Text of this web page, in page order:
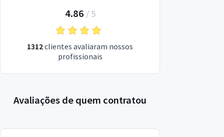
4.86 / 5
1312clientes avaliaram nossos
profissionais
Avaliações de quem contratou